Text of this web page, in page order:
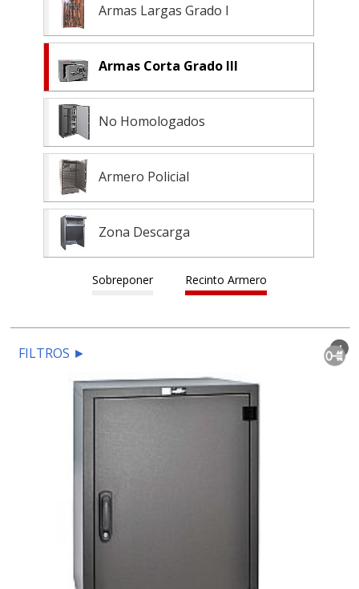
Armas Largas Grado I
Armas Corta Grado III
No Homologados
Armero Policial
Zona Descarga
Sobreponer Recinto Armero
FILTROS ► 4